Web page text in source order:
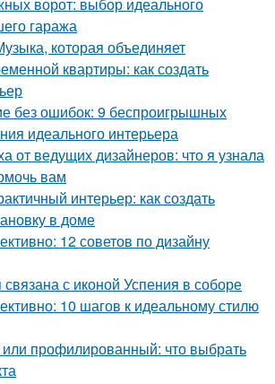
ворот: выбор идеального
гаража
которая объединяет
квартиры: как создать
без ошибок: 9 беспроигрышных
идеального интерьера
от ведущих дизайнеров: что я узнала
вам
интерьер: как создать
в доме
12 советов по дизайну
связана с иконой Успения в соборе
10 шагов к идеальному стилю
профилированный: что выбрать